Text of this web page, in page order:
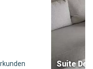
Suite